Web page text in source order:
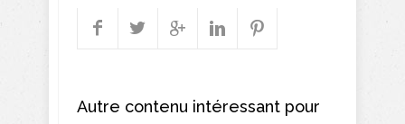
Autre contenu intéressant pour